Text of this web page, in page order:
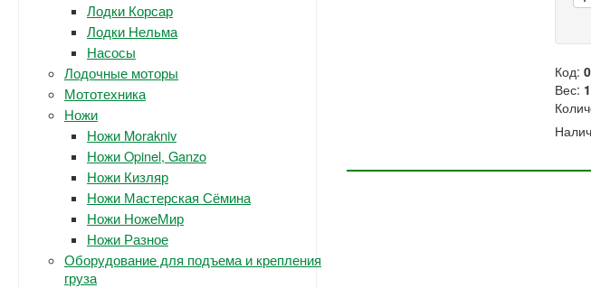
Лодки Корсар
Лодки Нельма
Насосы
Лодочные моторы
Мототехника
Ножи
Ножи Morakniv
Ножи Opinel, Ganzo
Ножи Кизляр
Ножи Мастерская Сёмина
Ножи НожеМир
Ножи Разное
Оборудование для подъема и крепления
груза
Код:
Вес: